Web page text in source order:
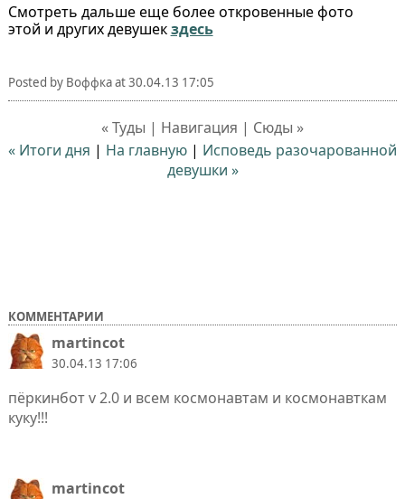
Смотреть дальше еще более откровенные фото
этой и других девушекздесь
Posted by Воффкаat30.04.13 17:05
« Туды | Навигация | Сюды »
« Итоги дня | На главную | Исповедь разочарованной
девушки »
КОММЕНТАРИИ
martincot
30.04.13 17:06
пёркинбот v 2.0 и всем космонавтам и космонавткам
куку!!!
martincot